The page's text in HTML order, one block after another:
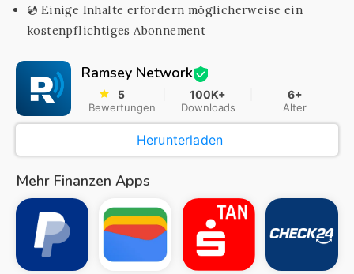
💿 Einige Inhalte erfordern möglicherweise ein
kostenpflichtiges Abonnement
Ramsey Network
5
Bewertungen
100K+
Downloads
6+
Alter
Herunterladen
Mehr Finanzen Apps